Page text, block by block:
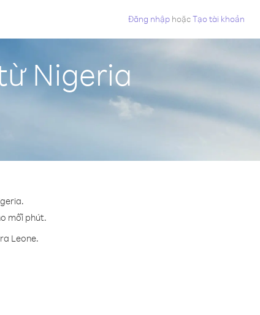
Đăng nhập hoặcTạo tài khoản
Nigeria
mỗi phút.
Leone.